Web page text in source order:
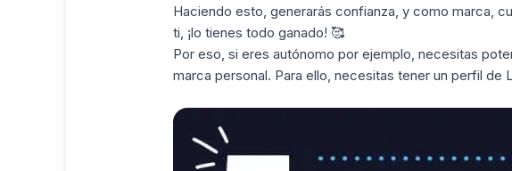
Haciendo esto, generarás confianza, y como marca,
ti, ¡lo tienes todo ganado! 🥰
Por eso, si eres autónomo por ejemplo, necesitas
marca personal. Para ello, necesitas tener un perfil de